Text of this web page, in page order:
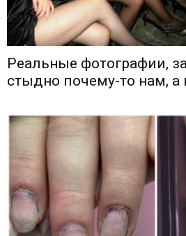
Реальные фотографии,
стыдно почему-то нам, а